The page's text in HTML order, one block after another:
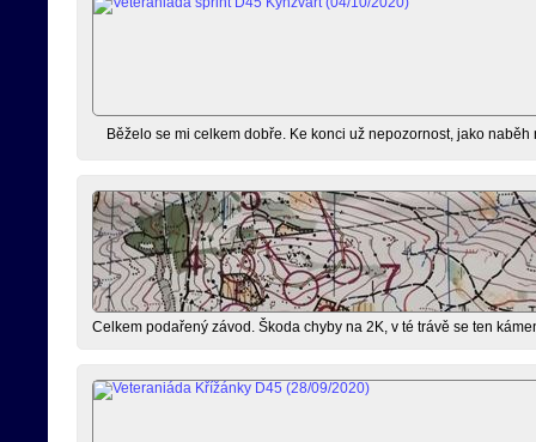
Běželo se mi celkem dobře. Ke konci už nepozornost, jako
Celkem podařený závod. Škoda chyby na 2K, v té trávě se ten